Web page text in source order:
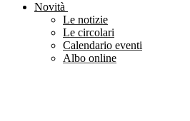
Novità
Le notizie
Le circolari
Calendario eventi
Albo online